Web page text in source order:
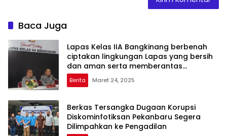
Baca Juga
Lapas Kelas IIA Bangkinang berbenah
ciptakan lingkungan Lapas yang bersih
dan aman serta memberantas
Handphone, pungutan liar dan narkoba
(Halinar).
Berita Maret 24, 2025
Berkas Tersangka Dugaan Korupsi
Diskominfotiksan Pekanbaru Segera
Dilimpahkan ke Pengadilan